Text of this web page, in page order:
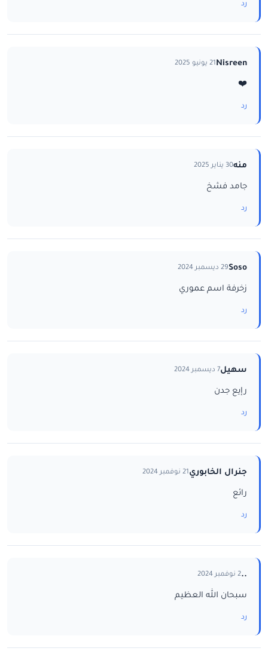
رد
Nisreen21 يونيو 2025
❤️
رد
منه30 يناير 2025
جامد فشخ
رد
Soso29 ديسمبر 2024
زخرفة اسم عموري
رد
سهيل7 ديسمبر 2024
رإيع جدن
رد
جنرال الخابوري21 نوفمبر 2024
رائع
رد
..2 نوفمبر 2024
سبحان الله العظيم
رد